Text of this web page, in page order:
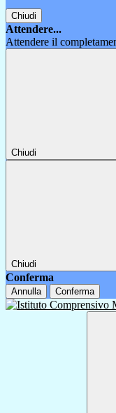
Chiudi
Attendere...
Attendere il
Chiudi
Chiudi
Conferma
Annulla Conferma